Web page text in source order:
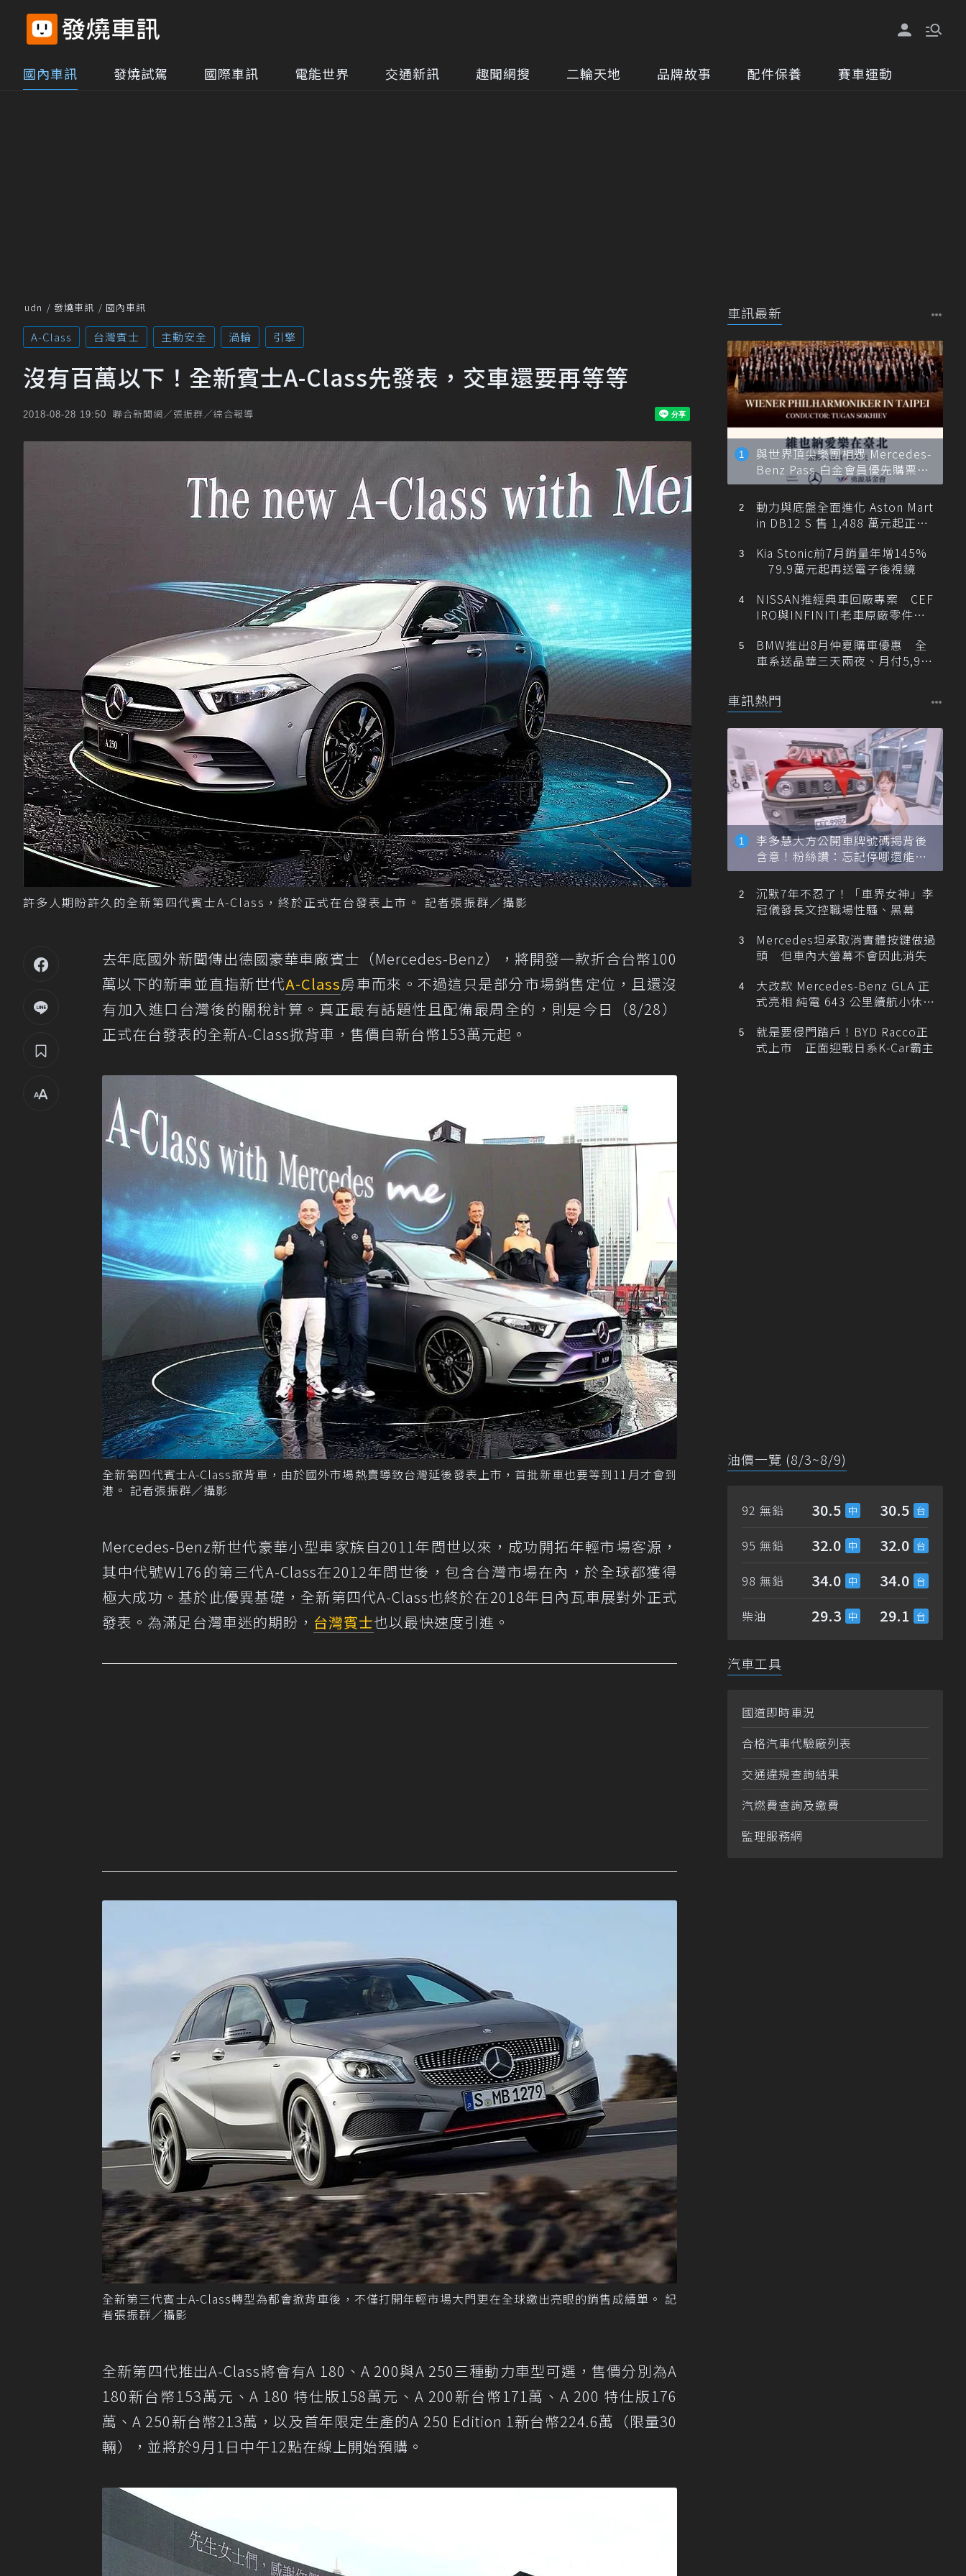
國內車訊 發燒試駕 國際車訊 電能世界 交通新訊 趣聞網搜 二輪天地 品牌故事 配件保養 賽車運動
udn 發燒車訊 國內車訊
A-Class 台灣賓士 主動安全 渦輪 引擎
沒有百萬以下！全新賓士A-Class先發表，交車還要再等等
2018-08-28 19:50 聯合新聞網／張振群／綜合報導
許多人期盼許久的全新第四代賓士A-Class，終於正式在台發表上市。 記者張振群／攝影
去年底國外新聞傳出德國豪華車廠賓士（Mercedes-Benz），將開發一款折合台幣100
萬以下的新車並直指新世代A-Class房車而來。不過這只是部分市場銷售定位，且還沒
有加入進口台灣後的關稅計算。真正最有話題性且配備最周全的，則是今日（8/28）
正式在台發表的全新A-Class掀背車，售價自新台幣153萬元起。
全新第四代賓士A-Class掀背車，由於國外市場熱賣導致台灣延後發表上市，首批新車也要等到11月才會到
港。 記者張振群／攝影
Mercedes-Benz新世代豪華小型車家族自2011年問世以來，成功開拓年輕市場客源，
其中代號W176的第三代A-Class在2012年問世後，包含台灣市場在內，於全球都獲得
極大成功。基於此優異基礎，全新第四代A-Class也終於在2018年日內瓦車展對外正式
發表。為滿足台灣車迷的期盼， 台灣賓士也以最快速度引進。
全新第三代賓士A-Class轉型為都會掀背車後，不僅打開年輕市場大門更在全球繳出亮眼的銷售成績單。 記
者張振群／攝影
全新第四代推出A-Class將會有A 180、A 200與A 250三種動力車型可選，售價分別為A
180新台幣153萬元、A 180 特仕版158萬元、A 200新台幣171萬、A 200 特仕版176
萬、A 250新台幣213萬，以及首年限定生產的A 250 Edition 1新台幣224.6萬（限量30
輛），並將於9月1日中午12點在線上開始預購。
車訊最新
與世界頂尖樂團相遇 Mercedes-
Benz Pass 白金會員優先購票維
也納愛樂
動力與底盤全面進化 Aston Mart
in DB12 S 售 1,488 萬元起正式
Kia Stonic前7月銷量年增145%
79.9萬元起再送電子後視鏡
NISSAN推經典車回廠專案 CEF
IRO與INFINITI老車原廠零件最
BMW推出8月仲夏購車優惠 全
車系送晶華三天兩夜、月付5,900
車訊熱門
李多慧大方公開車牌號碼揭背後
含意！粉絲讚：忘記停哪還能幫
忙找車
沉默7年不忍了！「車界女神」李
冠儀發長文控職場性騷、黑幕
Mercedes坦承取消實體按鍵做過
頭 但車內大螢幕不會因此消失
大改款 Mercedes-Benz GLA 正
式亮相 純電 643 公里續航小休
就是要侵門踏戶！BYD Racco正
式上市 正面迎戰日系K-Car霸主
油價一覽 (8/3~8/9)
92 無鉛 30.5 30.5
95 無鉛 32.0 32.0
98 無鉛 34.0 34.0
柴油 29.3 29.1
汽車工具
國道即時車況
合格汽車代驗廠列表
交通違規查詢結果
汽燃費查詢及繳費
監理服務網